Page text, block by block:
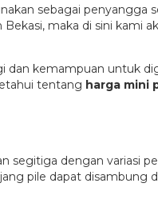
sebagai penyangga
maka di sini kami
dan kemampuan untuk
tentang harga mini
segitiga dengan variasi
pile dapat disambung